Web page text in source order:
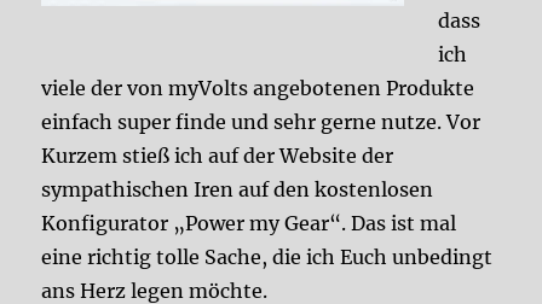
dass
ich
viele der von myVolts angebotenen Produkte
einfach super finde und sehr gerne nutze. Vor
Kurzem stieß ich auf der Website der
sympathischen Iren auf den kostenlosen
Konfigurator „Power my Gear“. Das ist mal
eine richtig tolle Sache, die ich Euch unbedingt
ans Herz legen möchte.